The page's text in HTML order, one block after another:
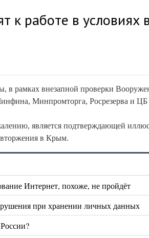
к работе в условиях
рамках внезапной проверки
Минпромторга, Росрезерва и ЦБ
является подтверждающей
вторжения в Крым.
Интернет, похоже, не пройдёт
при хранении личных данных